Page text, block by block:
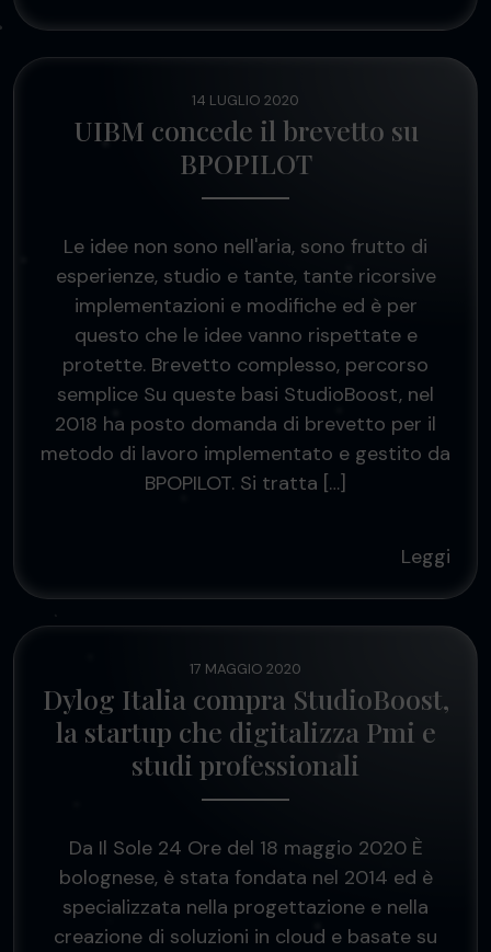
14 LUGLIO 2020
UIBM concede il brevetto su
BPOPILOT
Le idee non sono nell'aria, sono frutto di
esperienze, studio e tante, tante ricorsive
implementazioni e modifiche ed è per
questo che le idee vanno rispettate e
protette. Brevetto complesso, percorso
semplice Su queste basi StudioBoost, nel
2018 ha posto domanda di brevetto per il
metodo di lavoro implementato e gestito da
BPOPILOT. Si tratta […]
Leggi
17 MAGGIO 2020
Dylog Italia compra StudioBoost,
la startup che digitalizza Pmi e
studi professionali
Da Il Sole 24 Ore del 18 maggio 2020 È
bolognese, è stata fondata nel 2014 ed è
specializzata nella progettazione e nella
creazione di soluzioni in cloud e basate su